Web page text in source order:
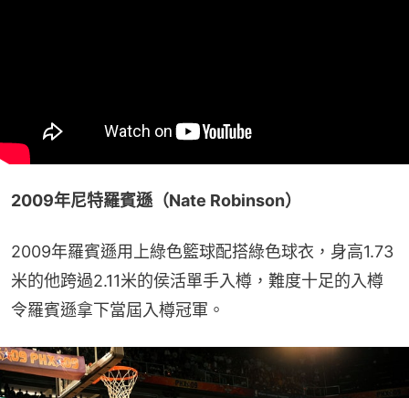
2009年尼特羅賓遜（Nate Robinson）
2009年羅賓遜用上綠色籃球配搭綠色球衣，身高1.73
米的他跨過2.11米的侯活單手入樽，難度十足的入樽
令羅賓遜拿下當屆入樽冠軍。